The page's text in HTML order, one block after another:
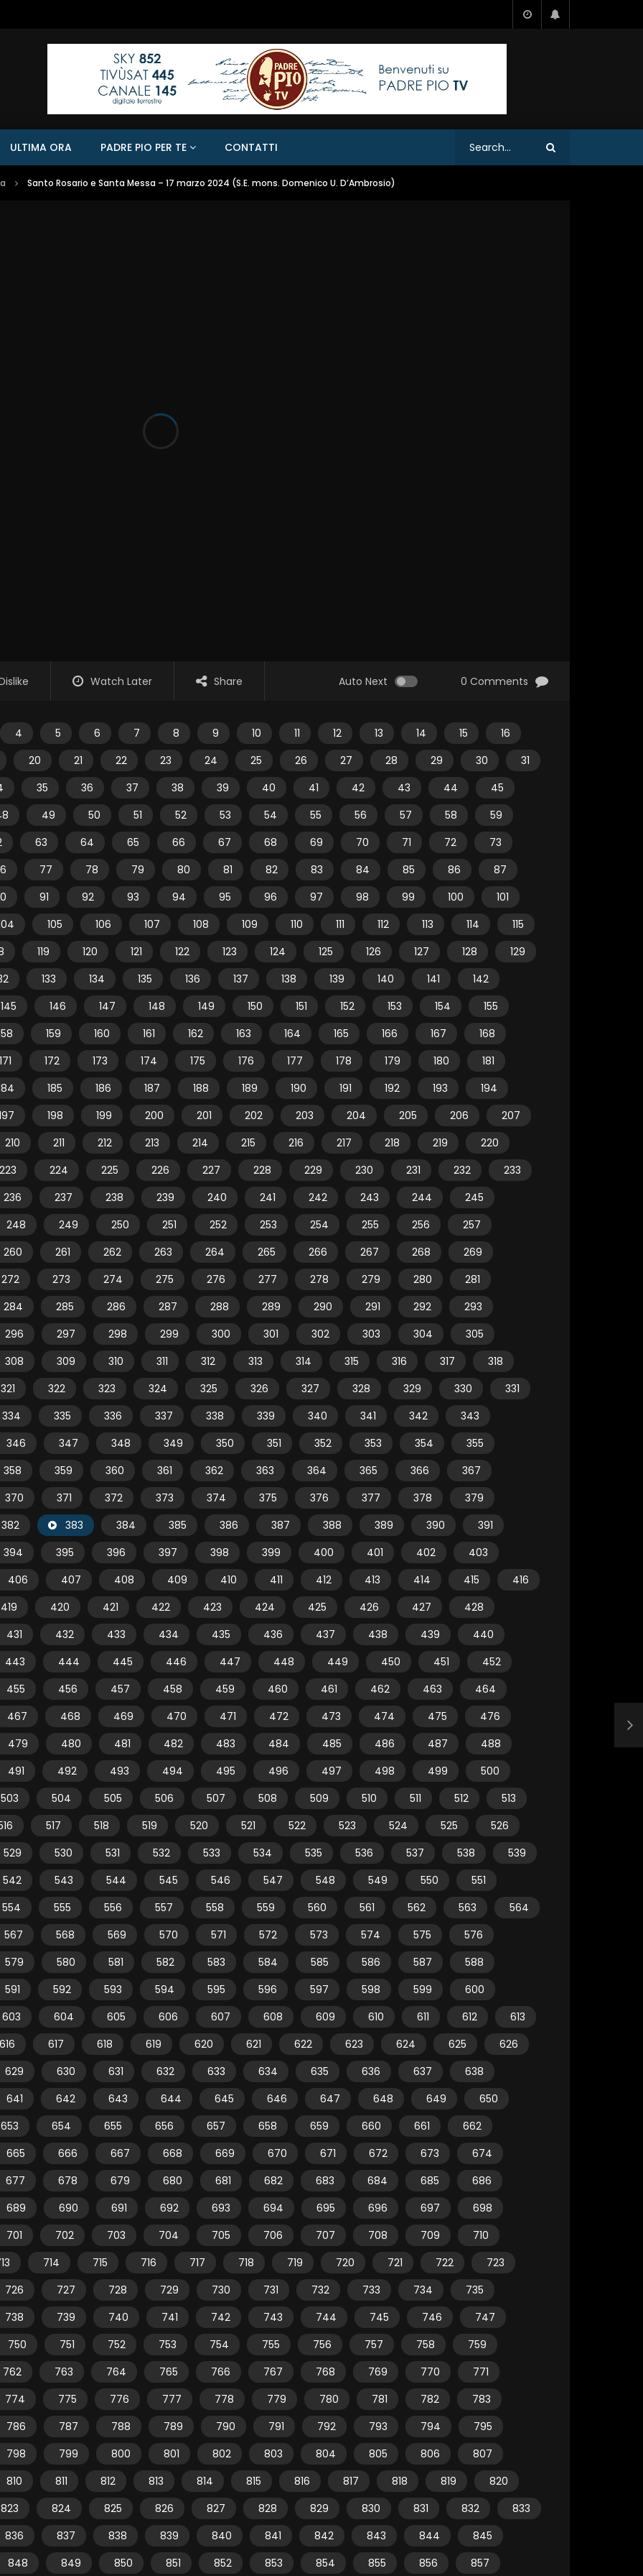
ULTIMA ORA PADRE PIO PER TE CONTATTI
Santo Rosario e Santa Messa – 17 marzo 2024 (S.E. mons. Domenico U. D’Ambrosio)
Watch Later Share Auto Next 0 Comments
4 5 6 7 8 9 10 11 12 13 14 15
16
20
21 22 23 24 25 26 27 28 29 30
31
35 36 37 38 39 40 41 42 43 44
45
49 50 51 52 53 54 55 56 57 58
59
63 64 65 66 67 68 69 70 71 72
73
77 78 79 80 81 82 83 84 85 86
87
91 92 93 94 95 96 97 98 99 100
101
105 106 107 108 109 110 111 112 113 114
115
119 120 121 122 123 124 125 126 127 128
129
133 134 135 136 137 138 139 140 141
142
145
146 147 148 149 150 151 152 153 154
155
159 160 161 162 163 164 165 166 167
168
171
172 173 174 175 176 177 178 179 180
181
185 186 187 188 189 190 191 192 193
194
198 199 200 201 202 203 204 205 206
207
210
211 212 213 214 215 216 217 218 219
220
223
224 225 226 227 228 229 230 231 232
233
236
237 238 239 240 241 242 243 244
245
248
249 250 251 252 253 254 255 256
257
260
261 262 263 264 265 266 267 268
269
272
273 274 275 276 277 278 279 280
281
284
285 286 287 288 289 290 291 292
293
296
297 298 299 300 301 302 303 304
305
308
309 310 311 312 313 314 315 316 317
318
321
322 323 324 325 326 327 328 329 330
331
334
335 336 337 338 339 340 341 342
343
346
347 348 349 350 351 352 353 354
355
358
359 360 361 362 363 364 365 366
367
370
371 372 373 374 375 376 377 378
379
382
383 384 385 386 387 388 389 390
391
394
395 396 397 398 399 400 401 402
403
406
407 408 409 410 411 412 413 414 415
416
419
420 421 422 423 424 425 426 427
428
431
432 433 434 435 436 437 438 439
440
443
444 445 446 447 448 449 450 451
452
455
456 457 458 459 460 461 462 463
464
467
468 469 470 471 472 473 474 475
476
479
480 481 482 483 484 485 486 487
488
491
492 493 494 495 496 497 498 499
500
503
504 505 506 507 508 509 510 511 512
513
517 518 519 520 521 522 523 524 525
526
529
530 531 532 533 534 535 536 537 538
539
542
543 544 545 546 547 548 549 550
551
554
555 556 557 558 559 560 561 562 563
564
567
568 569 570 571 572 573 574 575
576
579
580 581 582 583 584 585 586 587
588
591
592 593 594 595 596 597 598 599
600
603
604 605 606 607 608 609 610 611 612
613
616
617 618 619 620 621 622 623 624 625
626
629
630 631 632 633 634 635 636 637
638
641
642 643 644 645 646 647 648 649
650
653
654 655 656 657 658 659 660 661
662
665
666 667 668 669 670 671 672 673
674
677
678 679 680 681 682 683 684 685
686
689
690 691 692 693 694 695 696 697
698
701
702 703 704 705 706 707 708 709
710
714 715 716 717 718 719 720 721 722
723
726
727 728 729 730 731 732 733 734
735
738
739 740 741 742 743 744 745 746
747
750
751 752 753 754 755 756 757 758
759
762
763 764 765 766 767 768 769 770
771
774
775 776 777 778 779 780 781 782
783
786
787 788 789 790 791 792 793 794
795
798
799 800 801 802 803 804 805 806
807
810
811 812 813 814 815 816 817 818 819
820
823
824 825 826 827 828 829 830 831 832
833
836
837 838 839 840 841 842 843 844
845
848
849 850 851 852 853 854 855 856 857